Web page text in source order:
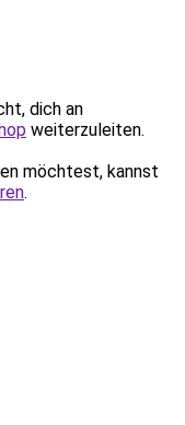
dich an
weiterzuleiten.
möchtest, kannst
.